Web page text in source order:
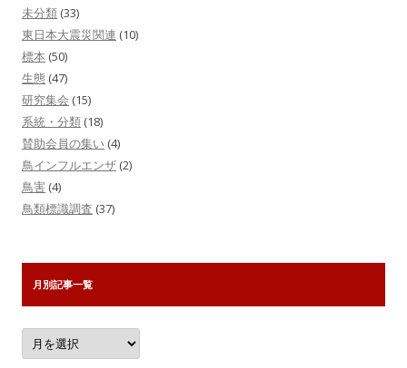
未分類 (33)
東日本大震災関連 (10)
標本 (50)
生態 (47)
研究集会 (15)
系統・分類 (18)
賛助会員の集い (4)
鳥インフルエンザ (2)
鳥害 (4)
鳥類標識調査 (37)
月別記事一覧
月
別
記